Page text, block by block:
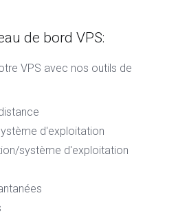
de bord VPS:
VPS avec nos outils de
d'exploitation
système d'exploitation